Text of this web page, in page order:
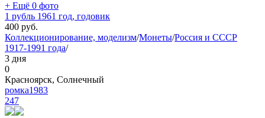
+ Ещё 0 фото
1 рубль 1961 год, годовик
400 руб.
Коллекционирование, моделизм/Монеты/Россия и СССР
1917-1991 года/
3 дня
0
Красноярск, Солнечный
ромка1983
247